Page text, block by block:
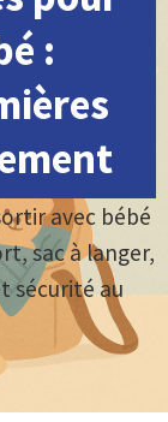
:
avec bébé
sac à langer,
sécurité au